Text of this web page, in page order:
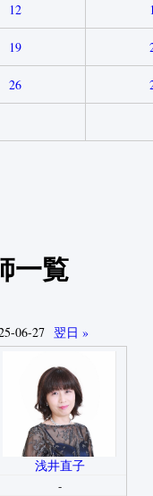
12
19
26
一覧
06-27 翌日 »
浅井直子
-